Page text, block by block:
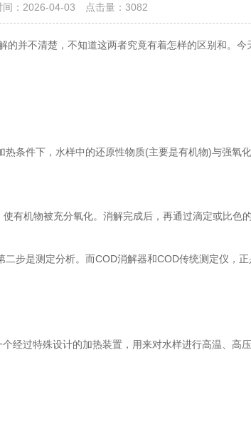
：2026-04-03 点击量： 3082
不清楚，不知道这两者究竟有着怎样的区别和。今
件下，水样中的还原性物质(主要是有机物)与强氧
机物被充分氧化。消解完成后，再通过滴定或比色
是测定分析。而COD消解器和COD传统测定仪，正
过特殊设计的加热装置，用来对水样进行高温、高压